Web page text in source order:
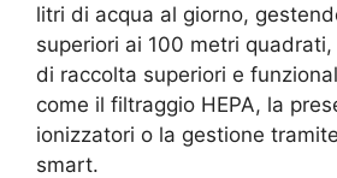
litri di acqua al giorno,
superiori ai 100 metri
di raccolta superiori e
come il filtraggio HEPA, la
ionizzatori o la gestione
smart.